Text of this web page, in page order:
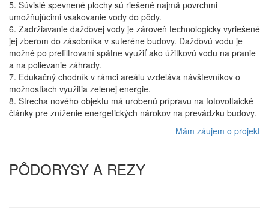
5. Súvislé spevnené plochy sú riešené najmä povrchmi
umožňujúcimi vsakovanie vody do pôdy.
6. Zadržiavanie dažďovej vody je zároveň technologicky vyriešené
jej zberom do zásobníka v suteréne budovy. Dažďovú vodu je
možné po prefiltrovaní spätne využiť ako úžitkovú vodu na pranie
a na polievanie záhrady.
7. Edukačný chodník v rámci areálu vzdeláva návštevníkov o
možnostiach využitia zelenej energie.
8. Strecha nového objektu má urobenú prípravu na fotovoltaické
články pre zníženie energetických nárokov na prevádzku budovy.
Mám záujem o projekt
PÔDORYSY A REZY